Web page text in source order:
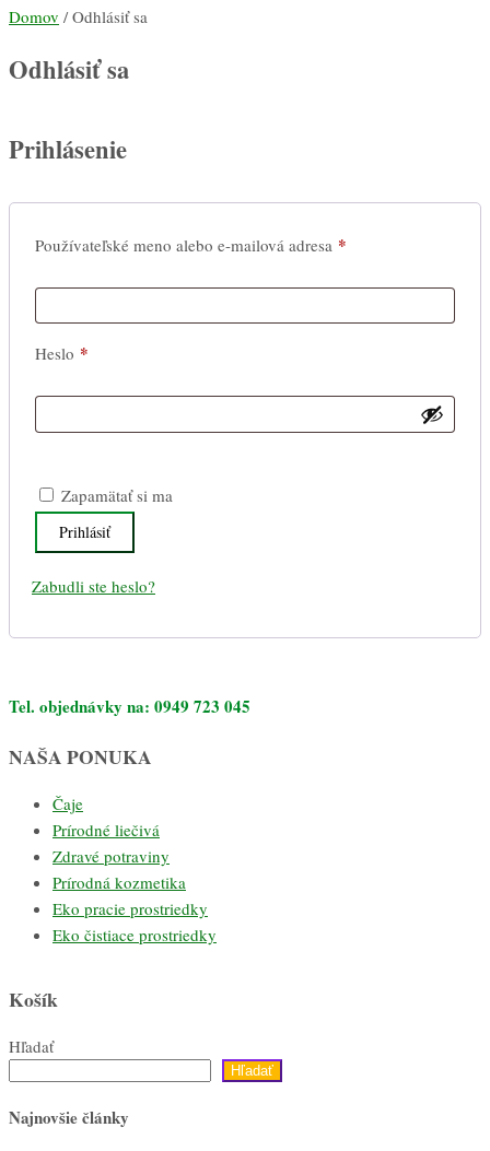
Domov / Odhlásiť sa
Odhlásiť sa
Prihlásenie
Používateľské meno alebo e-mailová adresa *
Heslo *
Zapamätať si ma
Prihlásiť
Zabudli ste heslo?
Tel. objednávky na: 0949 723 045
NAŠA PONUKA
Čaje
Prírodné liečivá
Zdravé potraviny
Prírodná kozmetika
Eko pracie prostriedky
Eko čistiace prostriedky
Košík
Hľadať
Hľadať
Najnovšie články